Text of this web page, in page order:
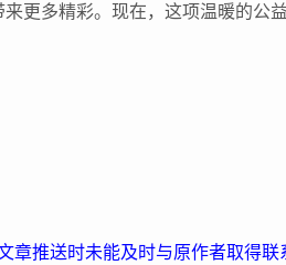
更多精彩。现在，这项温暖的公
章推送时未能及时与原作者取得